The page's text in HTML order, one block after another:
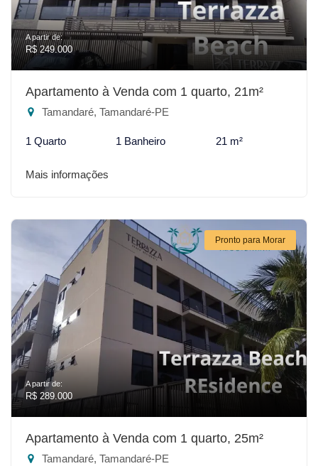
A partir de:
R$ 249.000
Apartamento à Venda com 1 quarto, 21m²
Tamandaré, Tamandaré-PE
1 Quarto 1 Banheiro 21 m²
Mais informações
Pronto para Morar
A partir de:
R$ 289.000
Apartamento à Venda com 1 quarto, 25m²
Tamandaré, Tamandaré-PE